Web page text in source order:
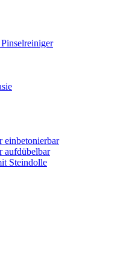
einbetonierbar
aufdübelbar
Steindolle